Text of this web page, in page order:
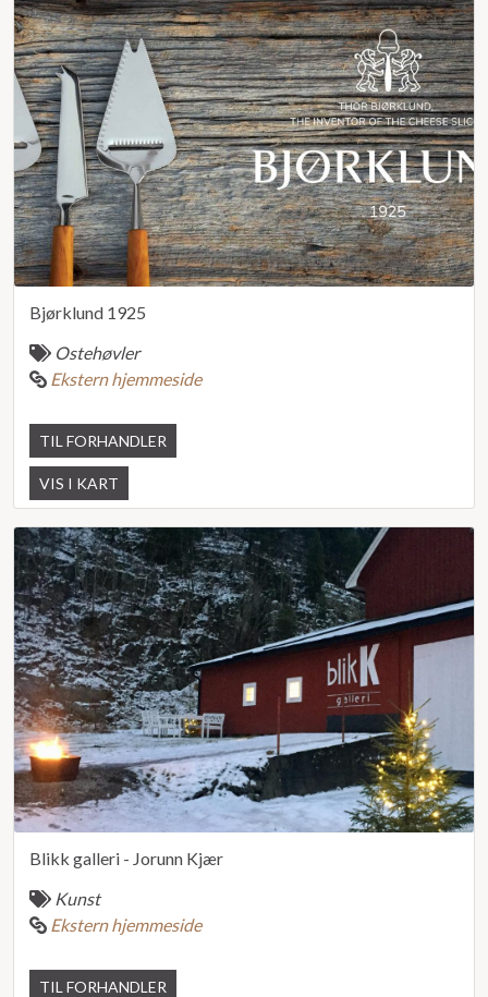
Bjørklund 1925
Ostehøvler
Ekstern hjemmeside
TIL FORHANDLER
VIS I KART
Blikk galleri - Jorunn Kjær
Kunst
Ekstern hjemmeside
TIL FORHANDLER